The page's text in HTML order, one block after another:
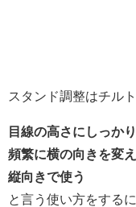
スタンド調整はチル
目線の高さにしっか
頻繁に横の向きを変
縦向きで使う
と言う使い方をする